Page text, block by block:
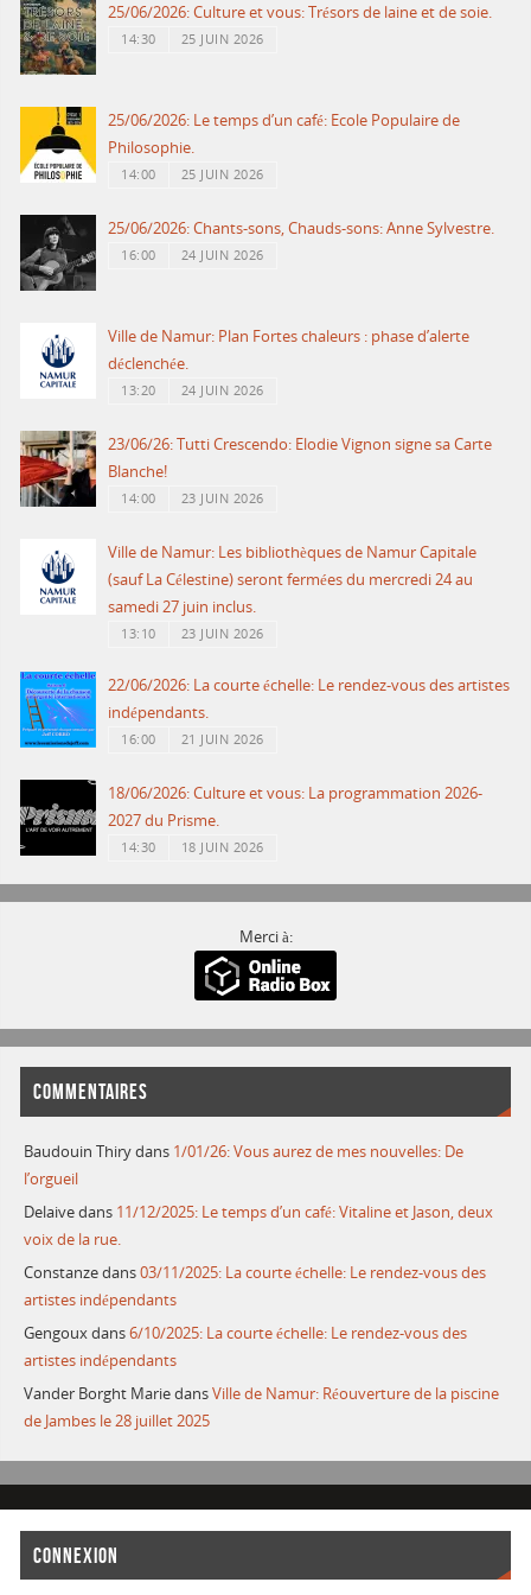
25/06/2026: Culture et vous: Trésors de laine et de soie.
14:30 25 JUIN 2026
25/06/2026: Le temps d’un café: Ecole Populaire de
Philosophie.
14:00 25 JUIN 2026
25/06/2026: Chants-sons, Chauds-sons: Anne Sylvestre.
16:00 24 JUIN 2026
Ville de Namur: Plan Fortes chaleurs : phase d’alerte
déclenchée.
13:20 24 JUIN 2026
23/06/26: Tutti Crescendo: Elodie Vignon signe sa Carte
Blanche!
14:00 23 JUIN 2026
Ville de Namur: Les bibliothèques de Namur Capitale
(sauf La Célestine) seront fermées du mercredi 24 au
samedi 27 juin inclus.
13:10 23 JUIN 2026
22/06/2026: La courte échelle: Le rendez-vous des artistes
indépendants.
16:00 21 JUIN 2026
18/06/2026: Culture et vous: La programmation 2026-
2027 du Prisme.
14:30 18 JUIN 2026
Merci à:
COMMENTAIRES
Baudouin Thirydans 1/01/26: Vous aurez de mes nouvelles: De
l’orgueil
Delaivedans 11/12/2025: Le temps d’un café: Vitaline et Jason, deux
voix de la rue.
Constanzedans03/11/2025: La courte échelle: Le rendez-vous des
artistes indépendants
Gengouxdans6/10/2025: La courte échelle: Le rendez-vous des
artistes indépendants
Vander Borght MariedansVille de Namur: Réouverture de la piscine
de Jambes le 28 juillet 2025
CONNEXION